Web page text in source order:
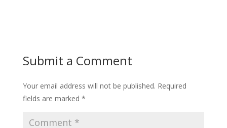
Submit a Comment
Your email address will not be published. Required
fields are marked *